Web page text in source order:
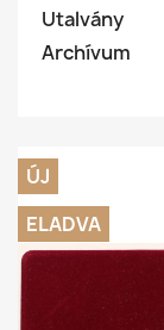
Utalvány
Archívum
ÚJ
ELADVA